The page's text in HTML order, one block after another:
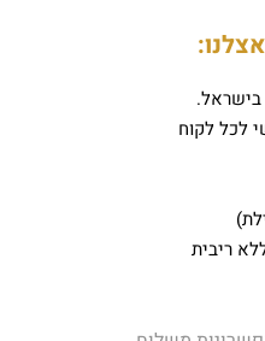
בישראל.
לכל לקוח
ריבית